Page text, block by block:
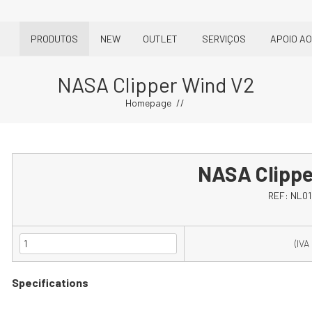
PRODUTOS NEW OUTLET SERVIÇOS APOIO
NASA Clipper Wind V2
Homepage
NASA
REF:
Specifications